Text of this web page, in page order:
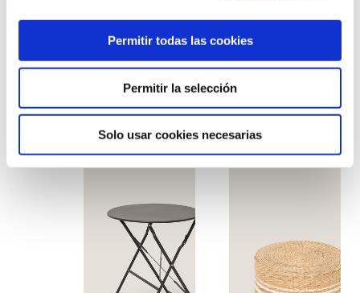
Permitir todas las cookies
Permitir la selección
Solo usar cookies necesarias
rectangular
negra